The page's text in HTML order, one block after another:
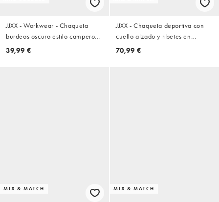
JJXX - Workwear - Chaqueta
burdeos oscuro estilo campero
con solapas de pana
39,99 €
JJXX - Chaqueta deportiva con
cuello alzado y ribetes en
contraste en azul cobalto
70,99 €
MIX & MATCH MIX & MATCH